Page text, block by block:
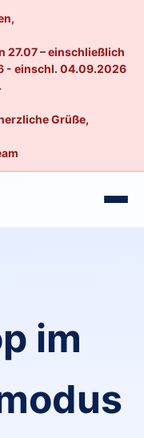
27.07 – einschließlich
- einschl. 04.09.2026
Grüße,
im